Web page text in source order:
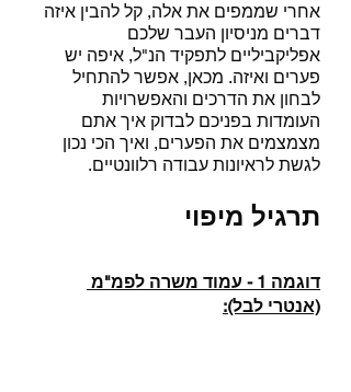
אחרי שממפים את אלה, קל להבין איזה
דברים מניסיון העבר שלכם
אפליקביליים לתפקיד הנ"ל, איפה יש
פערים ואיזה. מכאן, אפשר להתחיל
לבחון את הדרכים והאפשרויות
העומדות בפניכם לבדוק איך אתם
מצמצמים את הפערים, ואיך הכי נכון
לגשת לראיונות עבודה רלוונטיים.
תרגיל מיפוי
דוגמה 1 - עמוד משרה לפמ"מ
(אנטרי לבל):